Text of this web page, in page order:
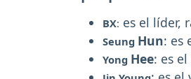
BX: es el líder,
Seung Hun: es
Yong Hee: es